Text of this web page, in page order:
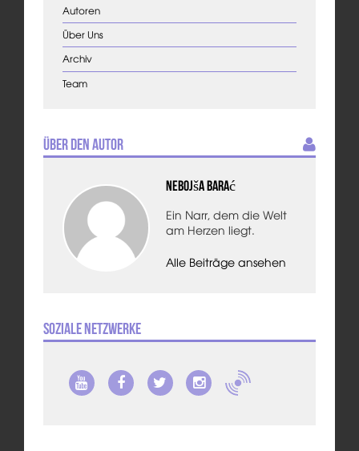
Autoren
Über Uns
Archiv
Team
Über den Autor
Nebojša Barać
Ein Narr, dem die Welt
am Herzen liegt.
Alle Beiträge ansehen
Soziale Netzwerke